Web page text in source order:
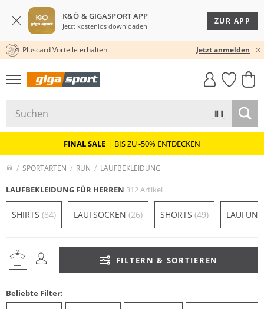
K&Ö & GIGASPORT APP
Jetzt kostenlos downloaden
ZUR APP
★★★★★ 4,8 / 5,0 STERNE
Pluscard Vorteile erhalten Jetzt anmelden
GIGASTYLE
FAHRRAD­
MUST-HAVE
FINAL SALE | BIS ZU -50% ENTDECKEN
SPORTARTEN RUN LAUFBEKLEIDUNG
LAUFBEKLEIDUNG FÜR HERREN 312 Artikel
SHIRTS (84) LAUFSOCKEN (26) SHORTS (49)
FILTERN & SORTIEREN
Beliebte Filter: